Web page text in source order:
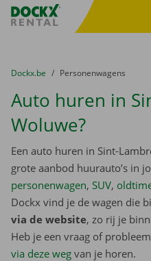
Fratello DEMO
U bevindt zich hier:
van
Dockx.be naar
Personenwagens
Auto huren in
Woluwe?
Een auto huren in Sint-
grote aanbod huurauto’s in
personenwagen, SUV,
Dockx vind je de wagen die
via de website, zo rij je
Heb je een vraag of
via deze weg van je horen.